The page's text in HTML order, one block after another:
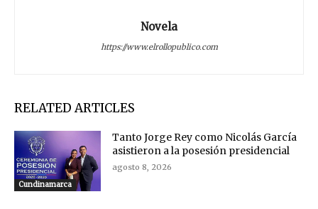
Novela
https://www.elrollopublico.com
RELATED ARTICLES
Cundinamarca
Tanto Jorge Rey como Nicolás García
asistieron a la posesión presidencial
agosto 8, 2026